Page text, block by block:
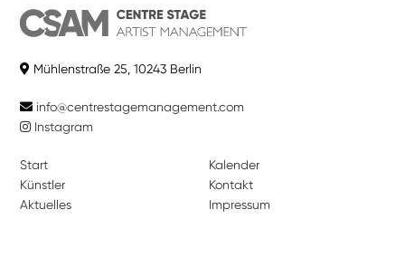
Mühlenstraße 25, 10243 Berlin
info@centrestagemanagement.com
Instagram
Start
Künstler
Aktuelles
Kalender
Kontakt
Impressum